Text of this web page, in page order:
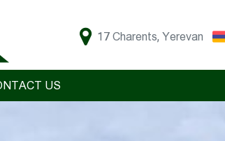
17 Charents, Yerevan
US